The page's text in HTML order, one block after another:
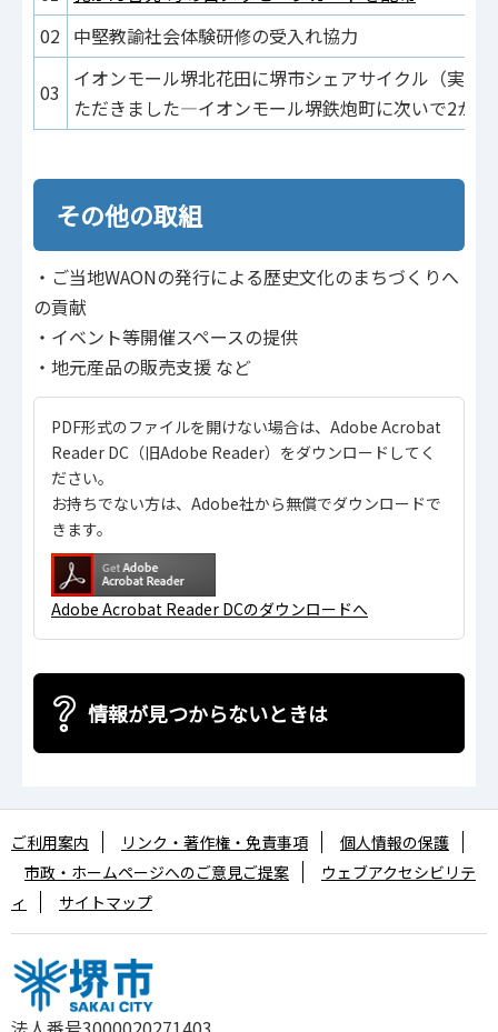
02 中堅教諭社会体験研修の受入れ協力
03
イオンモール堺北花田に堺市シェアサイクル（実証
ただきました―イオンモール堺鉄炮町に次いで2か所
その他の取組
・ご当地WAONの発行による歴史文化のまちづくりへ
の貢献
・イベント等開催スペースの提供
・地元産品の販売支援 など
PDF形式のファイルを開けない場合は、Adobe Acrobat
Reader DC（旧Adobe Reader）をダウンロードしてく
ださい。
お持ちでない方は、Adobe社から無償でダウンロードで
きます。
Adobe Acrobat Reader DCのダウンロードへ
情報が見つからないときは
ご利用案内 リンク・著作権・免責事項
個人情報の保護
市政・ホームページへのご意見ご提案
ウェブアクセシビリテ
ィ
サイトマップ